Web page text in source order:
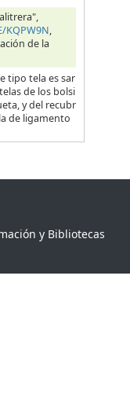
KQPW9N,
de la
tipo tela es sar
de los bolsi
y del recubr
de ligamento
y Bibliotecas